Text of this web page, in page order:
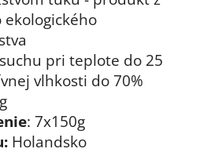
pri teplote do 25
vlhkosti do 70%
: 7x150g
Holandsko